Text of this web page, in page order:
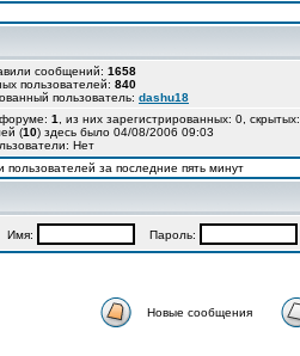
сообщений: 1658
пользователей: 840
пользователь: dashu18
1
, из них зарегистрированных: 0,
(10) здесь было 04/08/2006 09:03
Нет
за последние пять минут
Имя: Пароль:
Новые сообщения